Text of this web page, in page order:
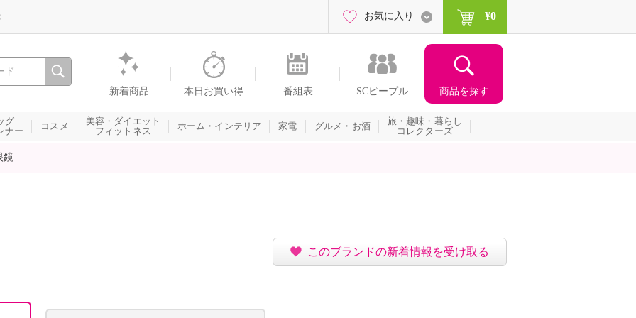
間を。通販・テレビショッピングのショップチャンネル
新着商品 本日お買い得 番組表 SCピープル 商品を探す
お気に入り ¥0
グ
ナー
コスメ
美容・ダイエット
フィットネス
ホーム・インテリア 家電 グルメ・お酒
旅・趣味・暮らし
コレクターズ
鏡
このブランドの新着情報を受け取る